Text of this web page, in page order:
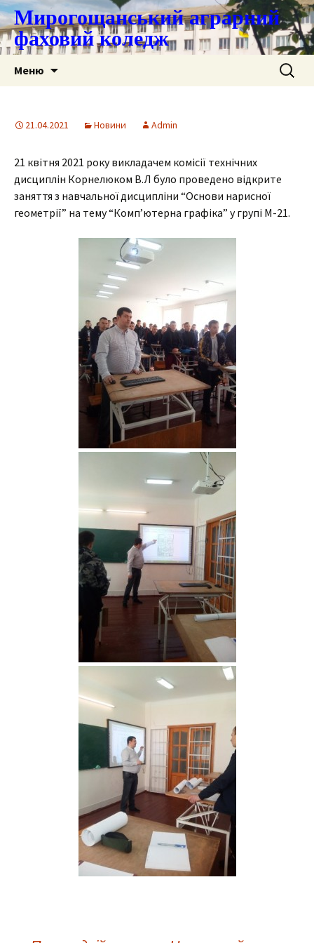
Мирогощанський аграрний
фаховий коледж
Меню Пошук:
21.04.2021 Новини Admin
21 квітня 2021 року викладачем комісії технічних
дисциплін Корнелюком В.Л було проведено відкрите
заняття з навчальної дисципліни “Основи нарисної
геометрії” на тему “Комп’ютерна графіка” у групі М-21.